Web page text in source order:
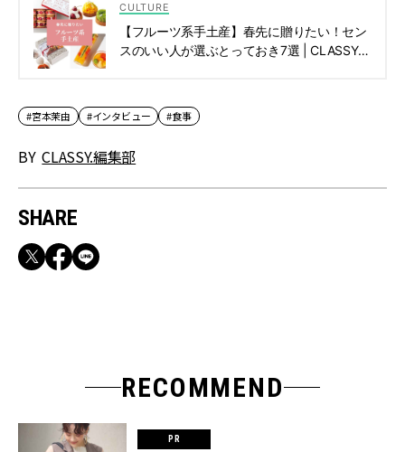
CULTURE
【フルーツ系手土産】春先に贈りたい！セン
スのいい人が選ぶとっておき7選 | CLASSY.
#宮本茉由 #インタビュー #食事
BY CLASSY.編集部
SHARE
RECOMMEND